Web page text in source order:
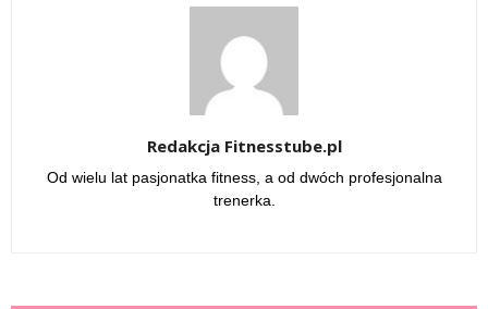
Redakcja Fitnesstube.pl
Od wielu lat pasjonatka fitness, a od dwóch profesjonalna
trenerka.